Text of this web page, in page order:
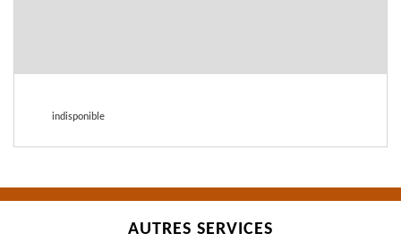
indisponible
AUTRES SERVICES